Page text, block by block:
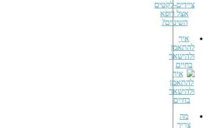
איך
להתאמן
ולהישאר
בחיים
מה
צריך